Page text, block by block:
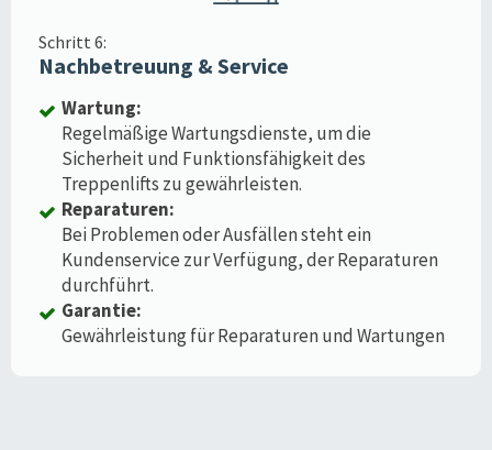
Schritt 6:
Nachbetreuung & Service
Wartung:
Regelmäßige Wartungsdienste, um die
Sicherheit und Funktionsfähigkeit des
Treppenlifts zu gewährleisten.
Reparaturen:
Bei Problemen oder Ausfällen steht ein
Kundenservice zur Verfügung, der Reparaturen
durchführt.
Garantie:
Gewährleistung für Reparaturen und Wartungen